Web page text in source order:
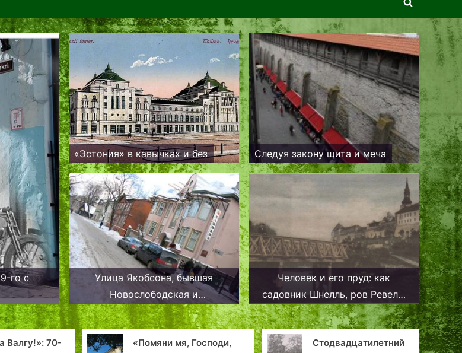
Toggle
search
form
го с
«Эстония» в кавычках и без Следуя закону щита и меча
Улица Якобсона, бывшая
Новослободская и
Владимирская
Человек и его пруд: как
садовник Шнелль, ров Ревелю
сберег
Валгу!»: 70-
«Помяни мя, Господи,
Стодвадцатилетний